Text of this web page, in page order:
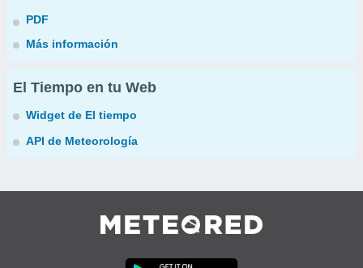
PDF
Más información
El Tiempo en tu Web
Widget de El tiempo
API de Meteorología